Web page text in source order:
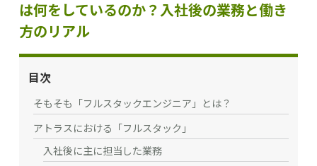
は何をしているのか？入社後の業務と働き
方のリアル
目次
そもそも「フルスタックエンジニア」とは？
アトラスにおける「フルスタック」
入社後に主に担当した業務